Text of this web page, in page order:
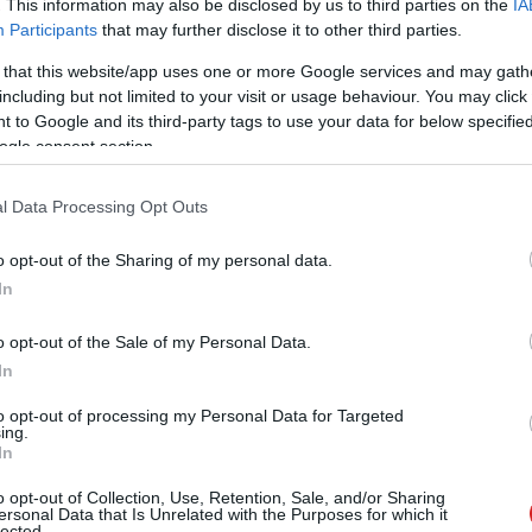
This information may also be disclosed by us to third parties on the
Participants that may further disclose it to other third parties.
that this website/app uses one or more Google services and may
but not limited to your visit or usage behaviour. You may
to Google and its third-party tags to use your data for below
consent section.
Data Processing Opt Outs
opt-out of the Sharing of my personal data.
opt-out of the Sale of my Personal Data.
opt-out of processing my Personal Data for Targeted
opt-out of Collection, Use, Retention, Sale, and/or Sharing
Data that Is Unrelated with the Purposes for which it
megerősítette:
és a ChromeOS
rendszereit, új korszak jöhet a